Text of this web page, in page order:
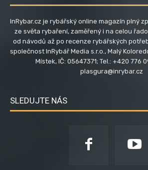
InRybar.cz je rybářský online magazín plný
ze světa rybaření, zaměřený i na celou
od návodů až po recenze rybářských
společnost InRybář Media s.r.o., Malý
Místek, IČ: 05647371; Tel.: +420 776
plasgura@inrybar.cz
SLEDUJTE NÁS